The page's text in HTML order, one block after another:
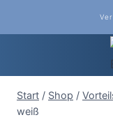
Start / Shop /
weiß